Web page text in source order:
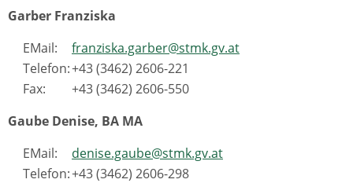
Garber Franziska
EMail:
franziska.garber@stmk.gv.at
Telefon:+43 (3462) 2606-221
Fax:
+43 (3462) 2606-550
Gaube Denise, BA MA
EMail:
denise.gaube@stmk.gv.at
Telefon:+43 (3462) 2606-298